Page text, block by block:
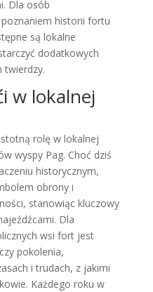
Dla osób
historii fortu
są lokalne
dodatkowych
twierdzy.
w lokalnej
rolę w lokalnej
wyspy Pag. Choć dziś
historycznym,
obrony i
stanowiąc kluczowy
Dla
wsi fort jest
pokolenia,
i trudach, z jakimi
Każdego roku w